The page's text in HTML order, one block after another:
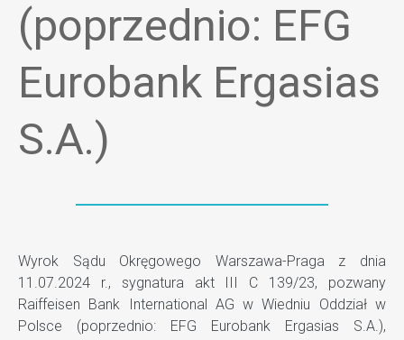
(poprzednio: EFG
Eurobank Ergasias
S.A.)
Wyrok Sądu Okręgowego Warszawa-Praga z dnia
11.07.2024 r., sygnatura akt III C 139/23, pozwany
Raiffeisen Bank International AG w Wiedniu Oddział w
Polsce (poprzednio: EFG Eurobank Ergasias S.A.),